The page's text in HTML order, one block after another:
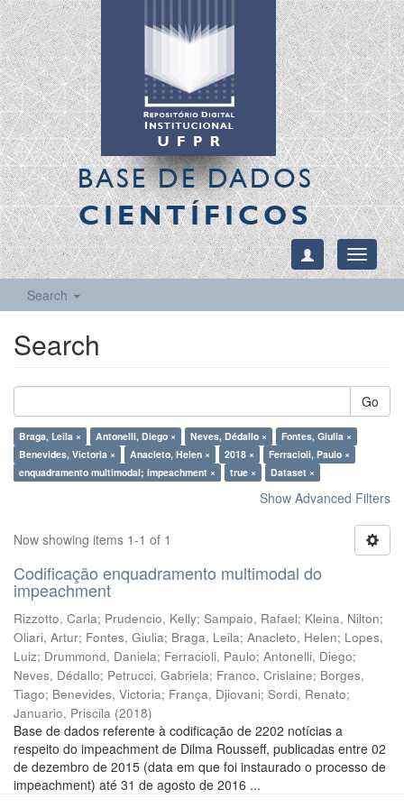
BASE DE DADOS
CIENTÍFICOS
Toggle
Search
Search
Go
Braga, Leila × Antonelli, Diego × Neves, Dédallo ×
Fontes, Giulia ×
Benevides, Victoria ×
Anacleto, Helen × 2018 ×
Ferracioli, Paulo ×
enquadramento multimodal; impeachment ×
true × Dataset ×
Show Advanced Filters
Now showing items 1-1 of 1
Codificação enquadramento multimodal do
impeachment
Rizzotto, Carla; Prudencio, Kelly; Sampaio, Rafael; Kleina, Nilton;
Oliari, Artur; Fontes, Giulia; Braga, Leila; Anacleto, Helen; Lopes,
Luiz; Drummond, Daniela; Ferracioli, Paulo; Antonelli, Diego;
Neves, Dédallo; Petrucci, Gabriela; Franco, Crislaine; Borges,
Tiago; Benevides, Victoria; França, Djiovani; Sordi, Renato;
Januario, Priscila (2018)
Base de dados referente à codificação de 2202 notícias a
respeito do impeachment de Dilma Rousseff, publicadas entre 02
de dezembro de 2015 (data em que foi instaurado o processo de
impeachment) até 31 de agosto de 2016 ...